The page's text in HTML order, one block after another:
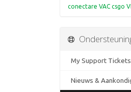
conectare VAC csgo
My Support Tickets
Nieuws &